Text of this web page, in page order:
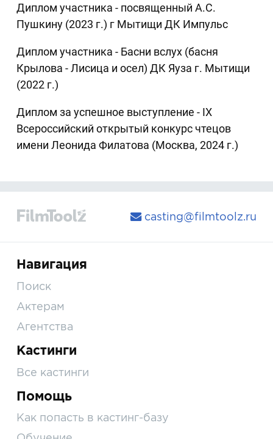
Диплом участника - посвященный А.С.
Пушкину (2023 г.) г Мытищи ДК Импульс
Диплом участника - Басни вслух (басня
Крылова - Лисица и осел) ДК Яуза г. Мытищи
(2022 г.)
Диплом за успешное выступление - IX
Всероссийский открытый конкурс чтецов
имени Леонида Филатова (Москва, 2024 г.)
casting@filmtoolz.ru
Навигация
Поиск
Актерам
Агентства
Кастинги
Все кастинги
Помощь
Как попасть в кастинг-базу